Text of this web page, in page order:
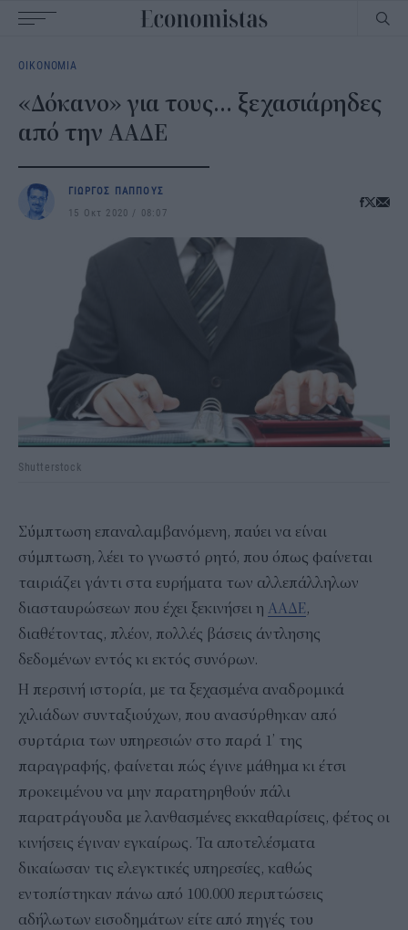
navigation
ΟΙΚΟΝΟΜΙΑ
«Δόκανο» για τους… ξεχασιάρηδες
από την ΑΑΔΕ
ΓΙΩΡΓΟΣ ΠΑΠΠΟΥΣ
15 Οκτ 2020
08:07
Shutterstock
Σύμπτωση επαναλαμβανόμενη, παύει να είναι
σύμπτωση, λέει το γνωστό ρητό, που όπως φαίνεται
ταιριάζει γάντι στα ευρήματα των αλλεπάλληλων
διασταυρώσεων που έχει ξεκινήσει η ΑΑΔΕ,
διαθέτοντας, πλέον, πολλές βάσεις άντλησης
δεδομένων εντός κι εκτός συνόρων.
Η περσινή ιστορία, με τα ξεχασμένα αναδρομικά
χιλιάδων συνταξιούχων, που ανασύρθηκαν από
συρτάρια των υπηρεσιών στο παρά 1’ της
παραγραφής, φαίνεται πώς έγινε μάθημα κι έτσι
προκειμένου να μην παρατηρηθούν πάλι
παρατράγουδα με λανθασμένες εκκαθαρίσεις, φέτος οι
κινήσεις έγιναν εγκαίρως. Τα αποτελέσματα
δικαίωσαν τις ελεγκτικές υπηρεσίες, καθώς
εντοπίστηκαν πάνω από 100.000 περιπτώσεις
αδήλωτων εισοδημάτων είτε από πηγές του